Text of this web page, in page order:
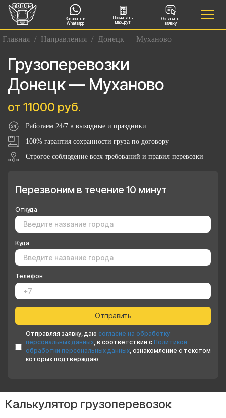
Заказать в
Whatsapp
Посчитать
маршрут
Оставить
заявку
Главная / Направления / Донецк — Муханово
Грузоперевозки
Донецк — Муханово
от 11000 руб.
Работаем 24/7 в выходные и праздники
100% гарантия сохранности груза по договору
Строгое соблюдение всех требований и правил перевозки
Перезвоним в течение 10 минут
Откуда
Куда
Телефон
Отправляя заявку, даю согласие на обработку
персональных данных, в соответствии с Политикой
обработки персональных данных, ознакомление с текстом
которых подтверждаю
Калькулятор грузоперевозок